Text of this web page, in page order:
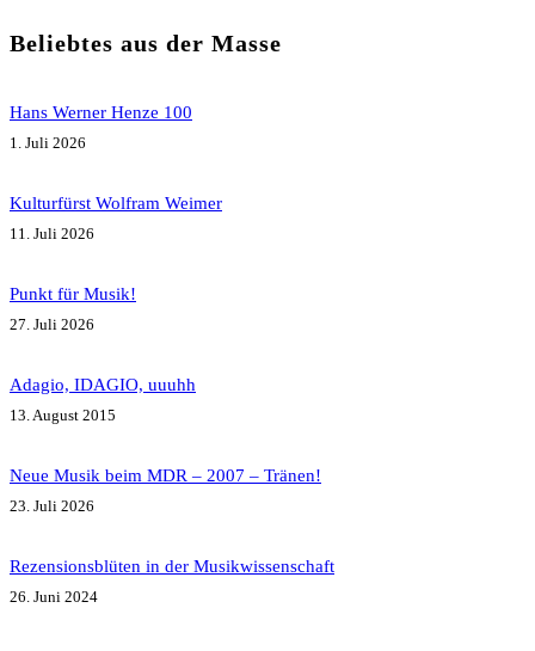
Beliebtes aus der Masse
Hans Werner Henze 100
1. Juli 2026
Kulturfürst Wolfram Weimer
11. Juli 2026
Punkt für Musik!
27. Juli 2026
Adagio, IDAGIO, uuuhh
13. August 2015
Neue Musik beim MDR – 2007 – Tränen!
23. Juli 2026
Rezensionsblüten in der Musikwissenschaft
26. Juni 2024